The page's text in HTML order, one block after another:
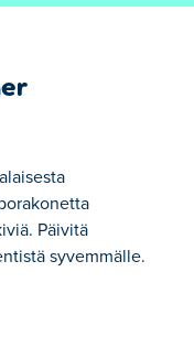
Päivitä
syvemmälle.